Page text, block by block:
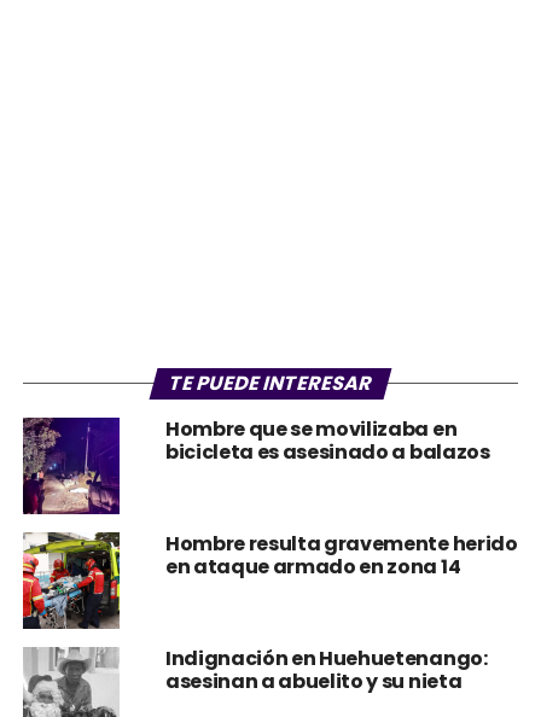
TE PUEDE INTERESAR
Hombre que se movilizaba en
bicicleta es asesinado a balazos
Hombre resulta gravemente herido
en ataque armado en zona 14
Indignación en Huehuetenango:
asesinan a abuelito y su nieta